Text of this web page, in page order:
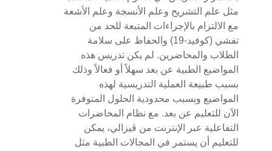
مثل علم التشريح وعلم الأنسجة وعلم الأشعة
مع الالتزام بالإجراءات المتبعة للحد من
تفشي (كوفيد-19) والحفاظ على سلامة
الطلاب والمحاضرين. لم يكن تدريس هذه
المواضيع الطبية عن بعد سهلاً أو فعالاً وذلك
بسبب طبيعة العملية التدريسية لهذه
المواضيع وبسبب محدودية الحلول المتوفرة
الآن للتعليم عن بعد. مع نظام المحاضرات
التفاعلية عبر الإنترنت من ڨيزالي، يمكن
للتعليم أن يستمر في المجالات الطبية مثل